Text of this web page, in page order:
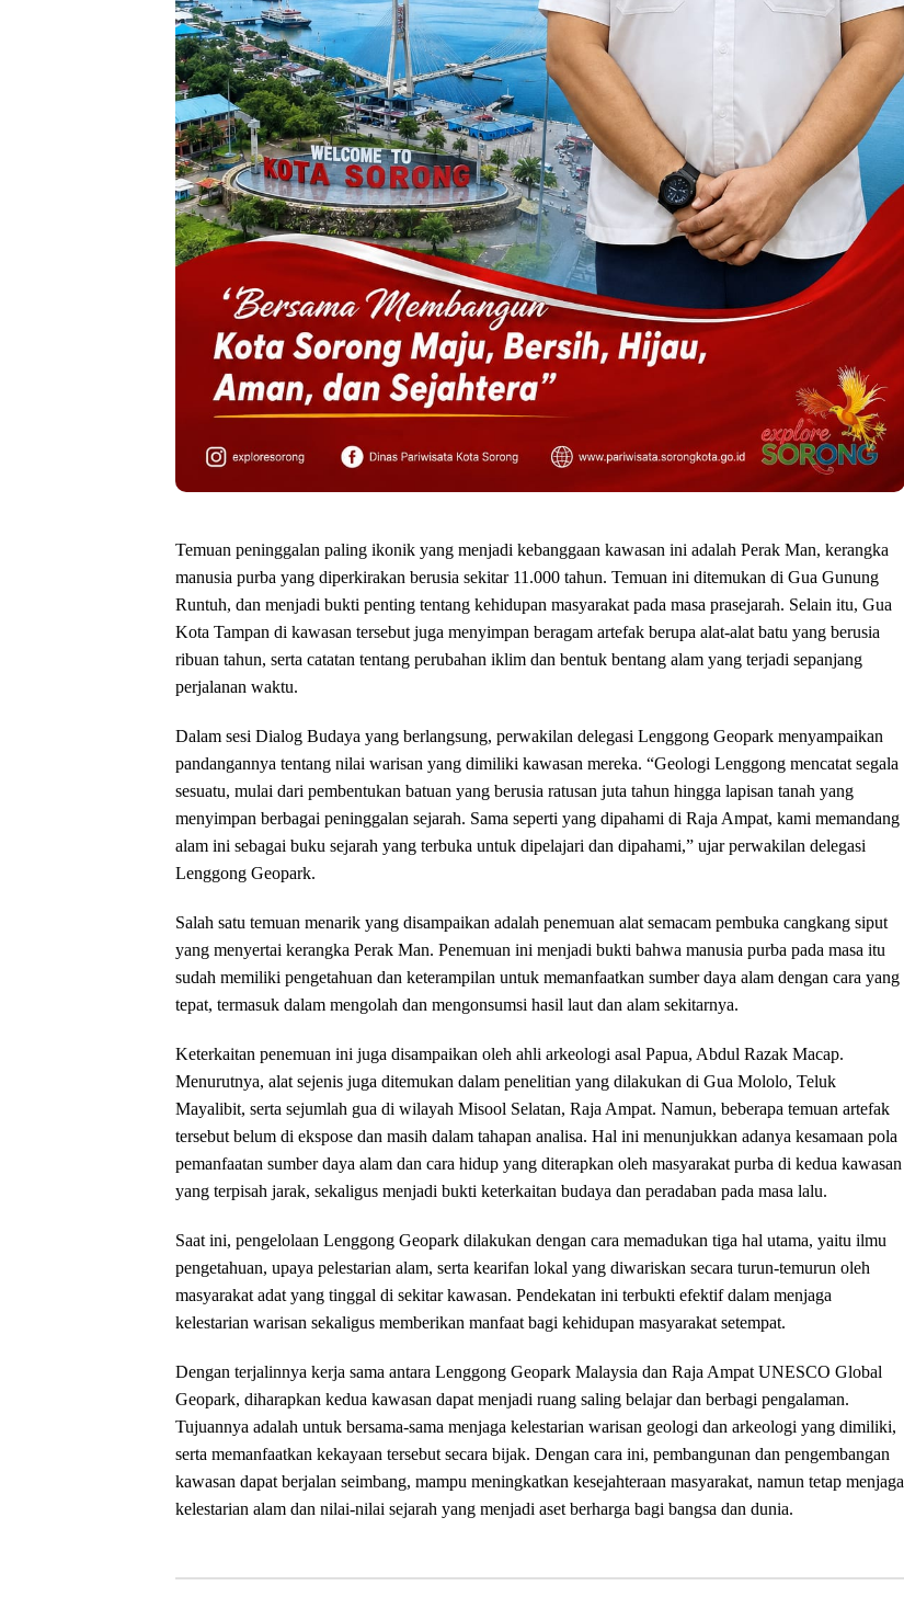
‎Temuan peninggalan paling ikonik yang menjadi kebanggaan kawasan ini adalah Perak Man, kerangka
manusia purba yang diperkirakan berusia sekitar 11.000 tahun. Temuan ini ditemukan di Gua Gunung
Runtuh, dan menjadi bukti penting tentang kehidupan masyarakat pada masa prasejarah. Selain itu, Gua
Kota Tampan di kawasan tersebut juga menyimpan beragam artefak berupa alat-alat batu yang berusia
ribuan tahun, serta catatan tentang perubahan iklim dan bentuk bentang alam yang terjadi sepanjang
perjalanan waktu.
‎Dalam sesi Dialog Budaya yang berlangsung, perwakilan delegasi Lenggong Geopark menyampaikan
pandangannya tentang nilai warisan yang dimiliki kawasan mereka. “Geologi Lenggong mencatat segala
sesuatu, mulai dari pembentukan batuan yang berusia ratusan juta tahun hingga lapisan tanah yang
menyimpan berbagai peninggalan sejarah. Sama seperti yang dipahami di Raja Ampat, kami memandang
alam ini sebagai buku sejarah yang terbuka untuk dipelajari dan dipahami,” ujar perwakilan delegasi
Lenggong Geopark.
‎Salah satu temuan menarik yang disampaikan adalah penemuan alat semacam pembuka cangkang siput
yang menyertai kerangka Perak Man. Penemuan ini menjadi bukti bahwa manusia purba pada masa itu
sudah memiliki pengetahuan dan keterampilan untuk memanfaatkan sumber daya alam dengan cara yang
tepat, termasuk dalam mengolah dan mengonsumsi hasil laut dan alam sekitarnya.
‎Keterkaitan penemuan ini juga disampaikan oleh ahli arkeologi asal Papua, Abdul Razak Macap.
Menurutnya, alat sejenis juga ditemukan dalam penelitian yang dilakukan di Gua Mololo, Teluk
Mayalibit, serta sejumlah gua di wilayah Misool Selatan, Raja Ampat. Namun, beberapa temuan artefak
tersebut belum di ekspose dan masih dalam tahapan analisa. Hal ini menunjukkan adanya kesamaan pola
pemanfaatan sumber daya alam dan cara hidup yang diterapkan oleh masyarakat purba di kedua kawasan
yang terpisah jarak, sekaligus menjadi bukti keterkaitan budaya dan peradaban pada masa lalu.
‎Saat ini, pengelolaan Lenggong Geopark dilakukan dengan cara memadukan tiga hal utama, yaitu ilmu
pengetahuan, upaya pelestarian alam, serta kearifan lokal yang diwariskan secara turun-temurun oleh
masyarakat adat yang tinggal di sekitar kawasan. Pendekatan ini terbukti efektif dalam menjaga
kelestarian warisan sekaligus memberikan manfaat bagi kehidupan masyarakat setempat.
‎Dengan terjalinnya kerja sama antara Lenggong Geopark Malaysia dan Raja Ampat UNESCO Global
Geopark, diharapkan kedua kawasan dapat menjadi ruang saling belajar dan berbagi pengalaman.
Tujuannya adalah untuk bersama-sama menjaga kelestarian warisan geologi dan arkeologi yang dimiliki,
serta memanfaatkan kekayaan tersebut secara bijak. Dengan cara ini, pembangunan dan pengembangan
kawasan dapat berjalan seimbang, mampu meningkatkan kesejahteraan masyarakat, namun tetap menjaga
kelestarian alam dan nilai-nilai sejarah yang menjadi aset berharga bagi bangsa dan dunia.